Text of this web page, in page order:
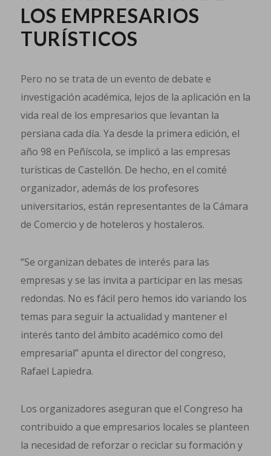
LOS EMPRESARIOS
TURÍSTICOS
Pero no se trata de un evento de debate e
investigación académica, lejos de la aplicación en la
vida real de los empresarios que levantan la
persiana cada día. Ya desde la primera edición, el
año 98 en Peñíscola, se implicó a las empresas
turísticas de Castellón. De hecho, en el comité
organizador, además de los profesores
universitarios, están representantes de la Cámara
de Comercio y de hoteleros y hostaleros.
“Se organizan debates de interés para las
empresas y se las invita a participar en las mesas
redondas. No es fácil pero hemos ido variando los
temas para seguir la actualidad y mantener el
interés tanto del ámbito académico como del
empresarial” apunta el director del congreso,
Rafael Lapiedra.
Los organizadores aseguran que el Congreso ha
contribuido a que empresarios locales se planteen
la necesidad de reforzar o reciclar su formación y